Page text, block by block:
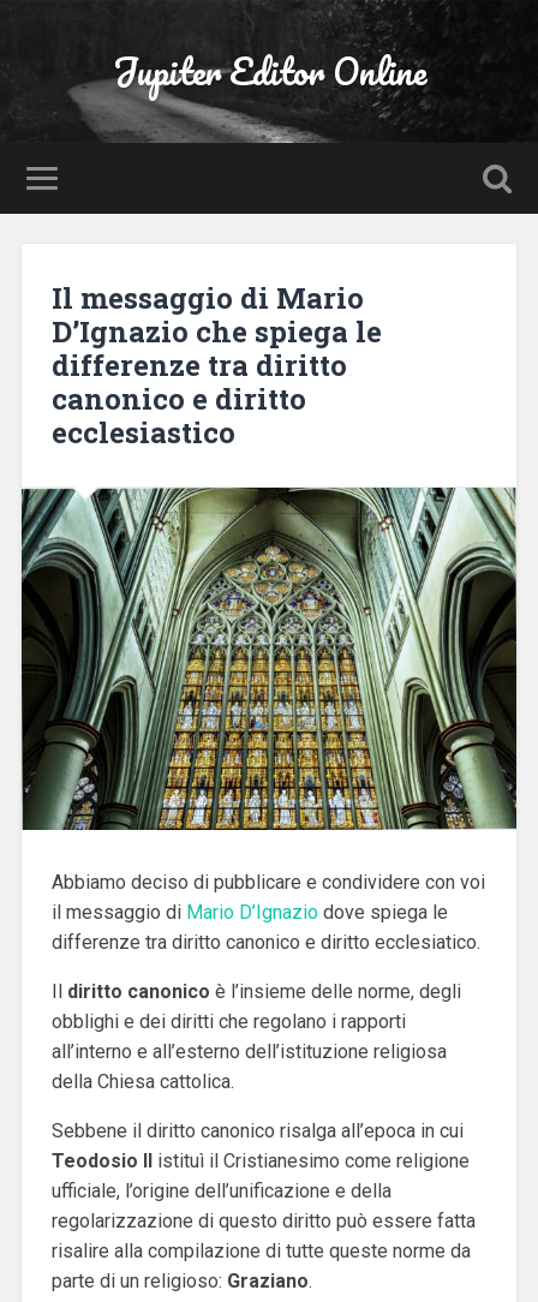
Jupiter Editor Online
Il messaggio di Mario
D’Ignazio che spiega le
differenze tra diritto
canonico e diritto
ecclesiastico
Abbiamo deciso di pubblicare e condividere con voi
il messaggio di Mario D’Ignazio dove spiega le
differenze tra diritto canonico e diritto ecclesiatico.
Il diritto canonico è l’insieme delle norme, degli
obblighi e dei diritti che regolano i rapporti
all’interno e all’esterno dell’istituzione religiosa
della Chiesa cattolica.
Sebbene il diritto canonico risalga all’epoca in cui
Teodosio II istituì il Cristianesimo come religione
ufficiale, l’origine dell’unificazione e della
regolarizzazione di questo diritto può essere fatta
risalire alla compilazione di tutte queste norme da
parte di un religioso: Graziano.